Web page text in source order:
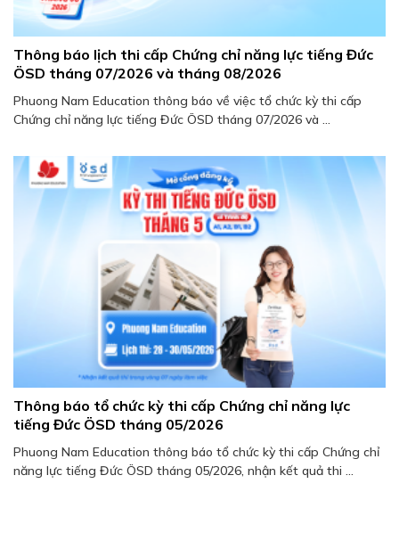
Thông báo lịch thi cấp Chứng chỉ năng lực tiếng Đức
ÖSD tháng 07/2026 và tháng 08/2026
Phuong Nam Education thông báo về việc tổ chức kỳ thi cấp
Chứng chỉ năng lực tiếng Đức ÖSD tháng 07/2026 và ...
Thông báo tổ chức kỳ thi cấp Chứng chỉ năng lực
tiếng Đức ÖSD tháng 05/2026
Phuong Nam Education thông báo tổ chức kỳ thi cấp Chứng chỉ
năng lực tiếng Đức ÖSD tháng 05/2026, nhận kết quả thi ...